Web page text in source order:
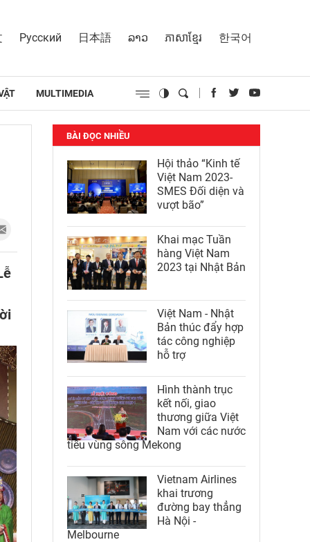
Русский 日本語 ລາວ ភាសាខ្មែរ 한국어
MULTIMEDIA
BÀI ĐỌC NHIỀU
Hội thảo “Kinh tế
Việt Nam 2023-
SMES Đối diện và
vượt bão”
Khai mạc Tuần
hàng Việt Nam
2023 tại Nhật Bản
Việt Nam - Nhật
Bản thúc đẩy hợp
tác công nghiệp
hỗ trợ
Hình thành trục
kết nối, giao
thương giữa Việt
Nam với các nước
tiểu vùng sông Mekong
Vietnam Airlines
khai trương
đường bay thẳng
Hà Nội -
Melbourne